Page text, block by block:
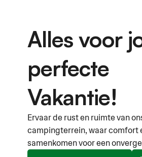
Alles voor
perfecte
Vakantie!
Ervaar de rust en ruimte van
campingterrein, waar comfort
samenkomen voor een